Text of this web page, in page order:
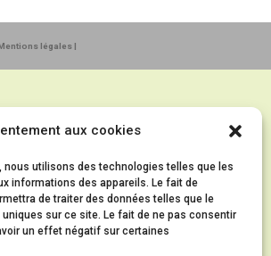
aux cookies
utilisons des technologies telles que les
informations des appareils. Le fait de
de traiter des données telles que le
sur ce site. Le fait de ne pas consentir
un effet négatif sur certaines
légales |